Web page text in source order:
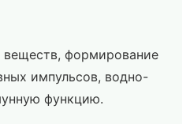
формирование
импульсов, водно-
функцию.